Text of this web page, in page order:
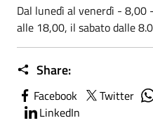
Dal lunedì al venerdì -
alle 18,00, il sabato dalle
Share:
Facebook Twitter
LinkedIn